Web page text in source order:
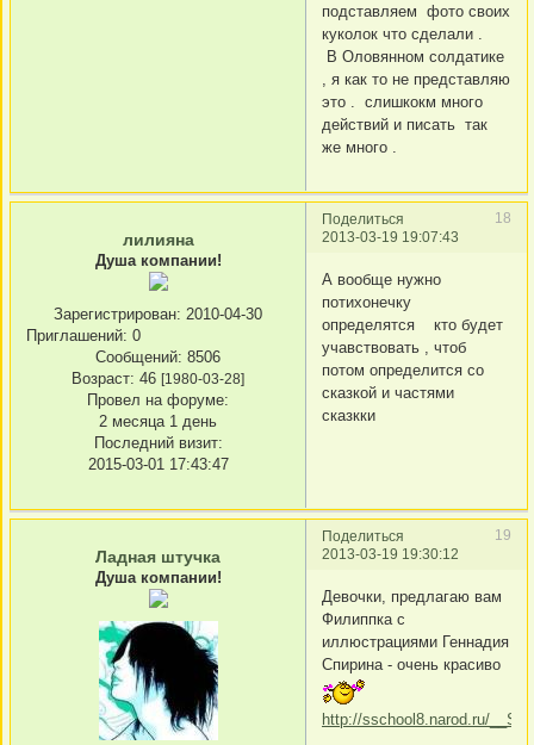
подставляем фото своих
куколок что сделали .
В Оловянном солдатике
, я как то не представляю
это . слишкокм много
действий и писать так
же много .
Поделиться
18
2013-03-19 19:07:43
лилияна
Душа компании!
Зарегистрирован: 2010-04-30
Приглашений: 0
Сообщений: 8506
Возраст: 46 [1980-03-28]
Провел на форуме:
2 месяца 1 день
Последний визит:
2015-03-01 17:43:47
А вообще нужно
потихонечку
определятся кто будет
учавствовать , чтоб
потом определится со
сказкой и частями
сказкки
Поделиться
19
2013-03-19 19:30:12
Ладная штучка
Душа компании!
Девочки, предлагаю вам
Филиппка с
иллюстрациями Геннадия
Спирина - очень красиво
http://sschool8.narod.ru/